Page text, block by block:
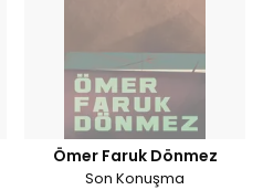
Ömer Faruk Dönmez
Son Konuşma